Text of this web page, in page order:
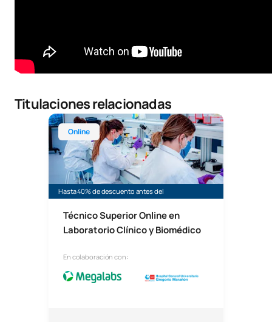
Titulaciones relacionadas
Online
Hasta 40% de descuento antes del
Técnico Superior Online en
Laboratorio Clínico y Biomédico
En colaboración con:
Técnico Superior Online en Laboratorio Clínico y